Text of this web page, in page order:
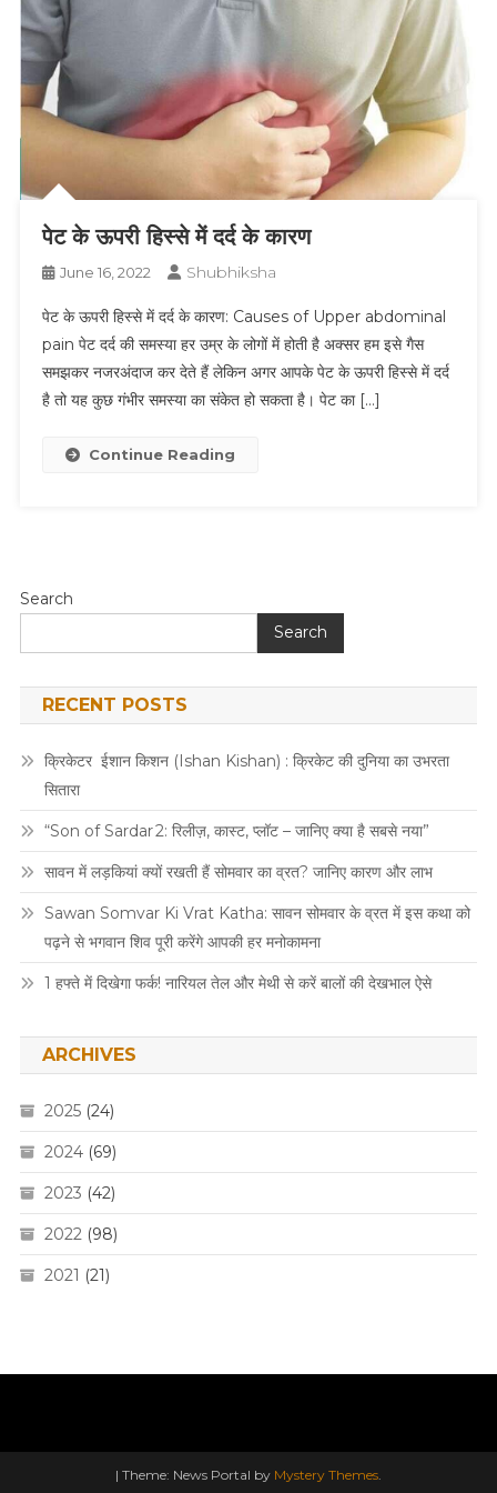
पेट के ऊपरी हिस्से में दर्द के कारण
June 16, 2022 Shubhiksha
पेट के ऊपरी हिस्से में दर्द के कारण: Causes of Upper abdominal
pain पेट दर्द की समस्या हर उम्र के लोगों में होती है अक्सर हम इसे गैस
समझकर नजरअंदाज कर देते हैं लेकिन अगर आपके पेट के ऊपरी हिस्से में दर्द
है तो यह कुछ गंभीर समस्या का संकेत हो सकता है। पेट का […]
Continue Reading
Search
Search
RECENT POSTS
क्रिकेटर ईशान किशन (Ishan Kishan) : क्रिकेट की दुनिया का उभरता
सितारा
“Son of Sardar 2: रिलीज़, कास्ट, प्लॉट – जानिए क्या है सबसे नया”
सावन में लड़कियां क्यों रखती हैं सोमवार का व्रत? जानिए कारण और लाभ
Sawan Somvar Ki Vrat Katha: सावन सोमवार के व्रत में इस कथा को
पढ़ने से भगवान शिव पूरी करेंगे आपकी हर मनोकामना
1 हफ्ते में दिखेगा फर्क! नारियल तेल और मेथी से करें बालों की देखभाल ऐसे
ARCHIVES
2025(24)
2024(69)
2023 (42)
2022(98)
2021 (21)
| Theme: News Portal by Mystery Themes